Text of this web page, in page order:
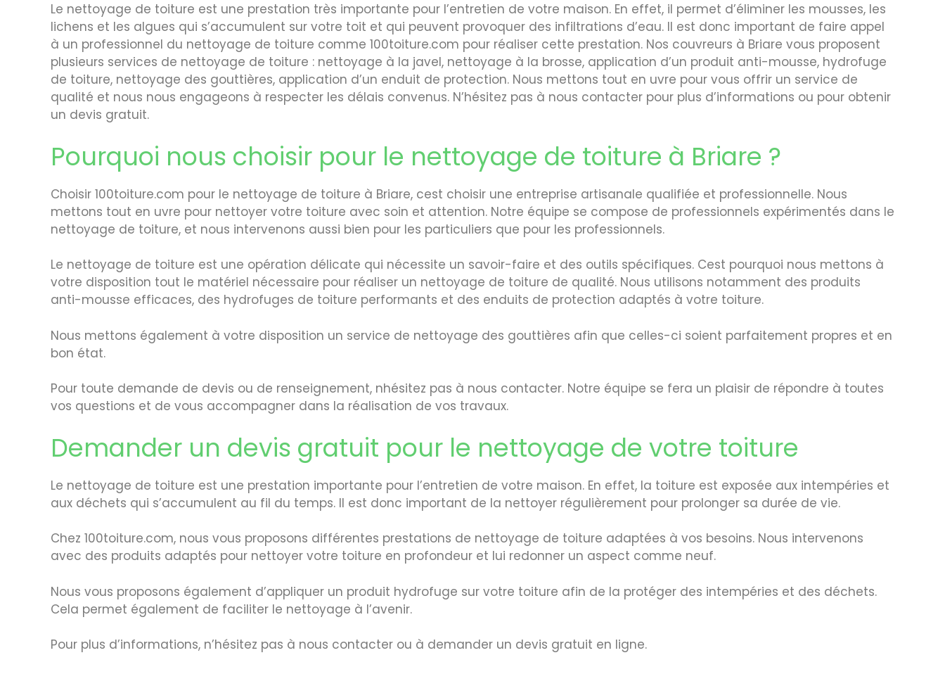
Le nettoyage de toiture est une prestation très importante pour l’entretien de votre maison. En effet, il permet d’éliminer les mousses, les
lichens et les algues qui s’accumulent sur votre toit et qui peuvent provoquer des infiltrations d’eau. Il est donc important de faire appel
à un professionnel du nettoyage de toiture comme 100toiture.com pour réaliser cette prestation. Nos couvreurs à Briare vous proposent
plusieurs services de nettoyage de toiture : nettoyage à la javel, nettoyage à la brosse, application d’un produit anti-mousse, hydrofuge
de toiture, nettoyage des gouttières, application d’un enduit de protection. Nous mettons tout en uvre pour vous offrir un service de
qualité et nous nous engageons à respecter les délais convenus. N’hésitez pas à nous contacter pour plus d’informations ou pour obtenir
un devis gratuit.
Pourquoi nous choisir pour le nettoyage de toiture à Briare ?
Choisir 100toiture.com pour le nettoyage de toiture à Briare, cest choisir une entreprise artisanale qualifiée et professionnelle. Nous
mettons tout en uvre pour nettoyer votre toiture avec soin et attention. Notre équipe se compose de professionnels expérimentés dans le
nettoyage de toiture, et nous intervenons aussi bien pour les particuliers que pour les professionnels.
Le nettoyage de toiture est une opération délicate qui nécessite un savoir-faire et des outils spécifiques. Cest pourquoi nous mettons à
votre disposition tout le matériel nécessaire pour réaliser un nettoyage de toiture de qualité. Nous utilisons notamment des produits
anti-mousse efficaces, des hydrofuges de toiture performants et des enduits de protection adaptés à votre toiture.
Nous mettons également à votre disposition un service de nettoyage des gouttières afin que celles-ci soient parfaitement propres et en
bon état.
Pour toute demande de devis ou de renseignement, nhésitez pas à nous contacter. Notre équipe se fera un plaisir de répondre à toutes
vos questions et de vous accompagner dans la réalisation de vos travaux.
Demander un devis gratuit pour le nettoyage de votre toiture
Le nettoyage de toiture est une prestation importante pour l’entretien de votre maison. En effet, la toiture est exposée aux intempéries et
aux déchets qui s’accumulent au fil du temps. Il est donc important de la nettoyer régulièrement pour prolonger sa durée de vie.
Chez 100toiture.com, nous vous proposons différentes prestations de nettoyage de toiture adaptées à vos besoins. Nous intervenons
avec des produits adaptés pour nettoyer votre toiture en profondeur et lui redonner un aspect comme neuf.
Nous vous proposons également d’appliquer un produit hydrofuge sur votre toiture afin de la protéger des intempéries et des déchets.
Cela permet également de faciliter le nettoyage à l’avenir.
Pour plus d’informations, n’hésitez pas à nous contacter ou à demander un devis gratuit en ligne.